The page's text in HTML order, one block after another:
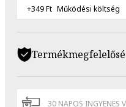
+349 Ft Működési költség
30 NAPOS INGYENES